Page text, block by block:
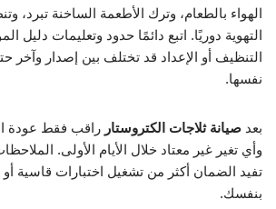
الهواء بالطعام، وترك الأطعمة الساخنة تبرد،
التهوية دوريًا. اتبع دائمًا حدود وتعليمات دليل
التنظيف أو الإعداد قد تختلف بين إصدار وآخر
نفسها.
بعد صيانة ثلاجات الكتروستار راقب فقط عودة
وأي تغير غير معتاد خلال الأيام الأولى.
تفيد الضمان أكثر من تشغيل اختبارات قاسية
بنفسك.